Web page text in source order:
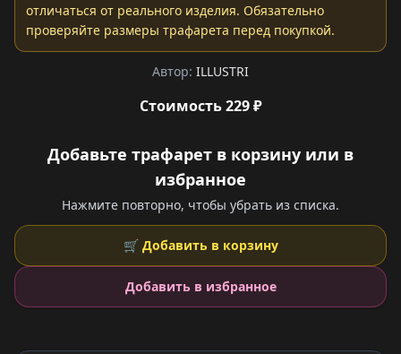
отличаться от реального изделия. Обязательно
проверяйте размеры трафарета перед покупкой.
Автор: ILLUSTRI
Стоимость 229 ₽
Добавьте трафарет в корзину или в
избранное
Нажмите повторно, чтобы убрать из списка.
🛒 Добавить в корзину
Добавить в избранное